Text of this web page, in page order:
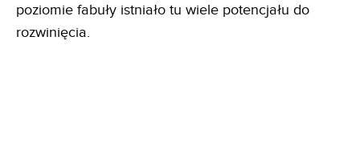
poziomie fabuły istniało tu wiele potencjału do
rozwinięcia.